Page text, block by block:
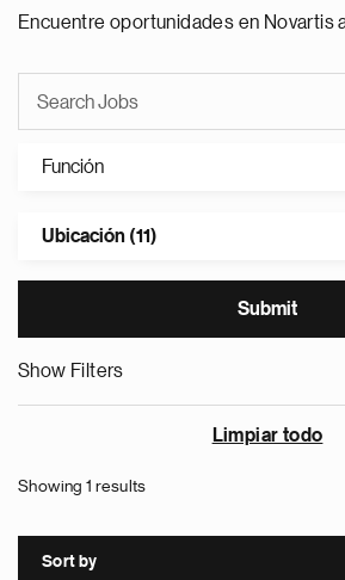
Encuentre oportunidades en Novartis
Función
Ubicación (11)
Show Filters
Limpiar todo
Showing 1 results
Sort by